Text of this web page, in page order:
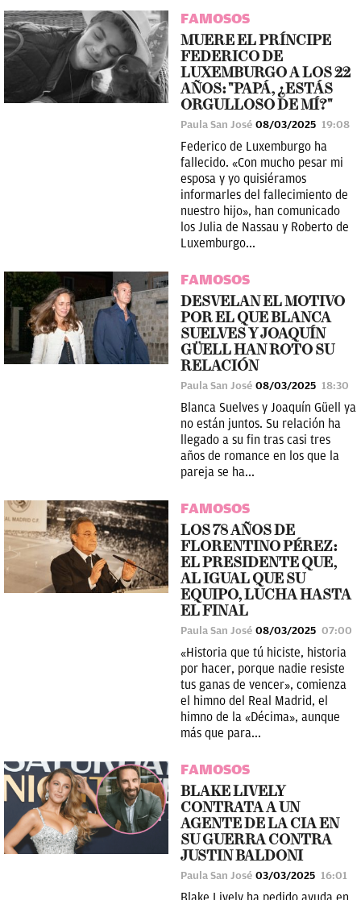
FAMOSOS
MUERE EL PRÍNCIPE
FEDERICO DE
LUXEMBURGO A LOS 22
AÑOS: "PAPÁ, ¿ESTÁS
ORGULLOSO DE MÍ?"
Paula San José 08/03/2025 19:08
Federico de Luxemburgo ha
fallecido. «Con mucho pesar mi
esposa y yo quisiéramos
informarles del fallecimiento de
nuestro hijo», han comunicado
los Julia de Nassau y Roberto de
Luxemburgo...
FAMOSOS
DESVELAN EL MOTIVO
POR EL QUE BLANCA
SUELVES Y JOAQUÍN
GÜELL HAN ROTO SU
RELACIÓN
Paula San José 08/03/2025 18:30
Blanca Suelves y Joaquín Güell ya
no están juntos. Su relación ha
llegado a su fin tras casi tres
años de romance en los que la
pareja se ha...
FAMOSOS
LOS 78 AÑOS DE
FLORENTINO PÉREZ:
EL PRESIDENTE QUE,
AL IGUAL QUE SU
EQUIPO, LUCHA HASTA
EL FINAL
Paula San José 08/03/2025 07:00
«Historia que tú hiciste, historia
por hacer, porque nadie resiste
tus ganas de vencer», comienza
el himno del Real Madrid, el
himno de la «Décima», aunque
más que para...
FAMOSOS
BLAKE LIVELY
CONTRATA A UN
AGENTE DE LA CIA EN
SU GUERRA CONTRA
JUSTIN BALDONI
Paula San José 03/03/2025 16:01